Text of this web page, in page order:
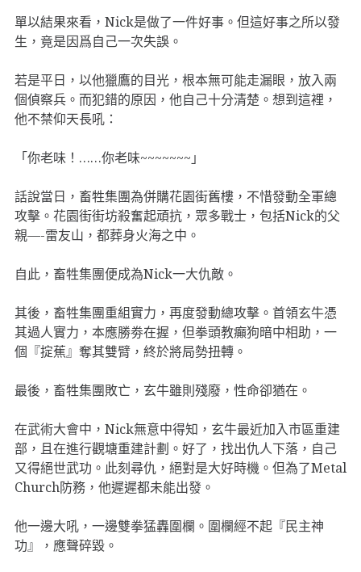
單以結果來看，Nick是做了一件好事。但這好事之所以發
生，竟是因爲自己一次失誤。
若是平日，以他獵鷹的目光，根本無可能走漏眼，放入兩
個偵察兵。而犯錯的原因，他自己十分清楚。想到這裡，
他不禁仰天長吼：
「你老味！……你老味~~~~~~~」
話說當日，畜牲集團為併購花園街舊樓，不惜發動全軍總
攻擊。花園街街坊殺奮起頑抗，眾多戰士，包括Nick的父
親—-雷友山，都葬身火海之中。
自此，畜牲集團便成為Nick一大仇敵。
其後，畜牲集團重組實力，再度發動總攻擊。首領玄牛憑
其過人實力，本應勝劵在握，但拳頭教癲狗暗中相助，一
個『掟蕉』奪其雙臂，終於將局勢扭轉。
最後，畜牲集團敗亡，玄牛雖則殘廢，性命卻猶在。
在武術大會中，Nick無意中得知，玄牛最近加入市區重建
部，且在進行觀塘重建計劃。好了，找出仇人下落，自己
又得絕世武功。此刻尋仇，絕對是大好時機。但為了Metal
Church防務，他遲遲都未能出發。
他一邊大吼，一邊雙拳猛轟圍欄。圍欄經不起『民主神
功』，應聲碎毀。